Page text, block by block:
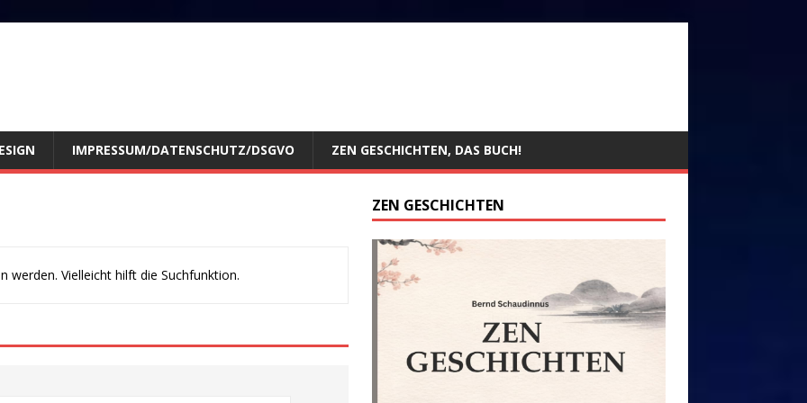
IMPRESSUM/DATENSCHUTZ/DSGVO ZEN GESCHICHTEN, DAS BUCH!
werden. Vielleicht hilft die Suchfunktion.
ZEN GESCHICHTEN